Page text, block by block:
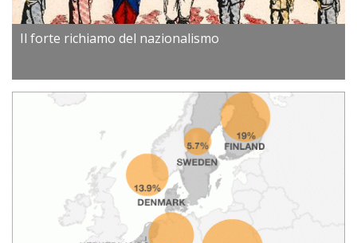
Il forte richiamo del nazionalismo